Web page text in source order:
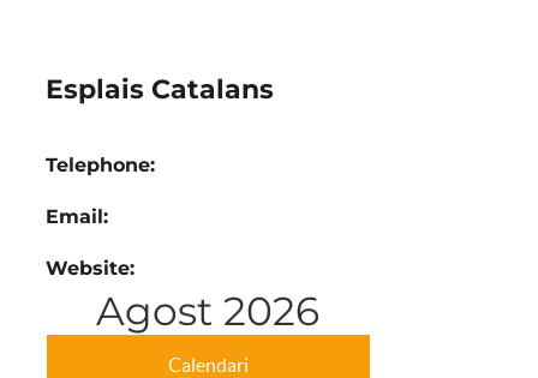
Esplais Catalans
Telephone
Email
Website
Agost 2026
Calendari